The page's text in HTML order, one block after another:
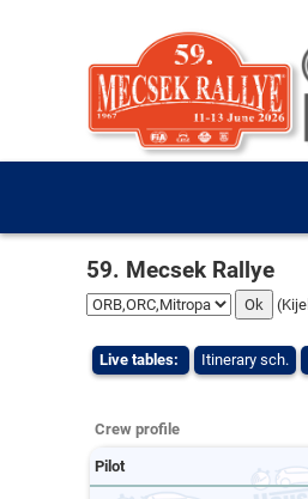
59. Mecsek Rallye
(
Live tables: Itinerary sch.
Crew profile
Pilot